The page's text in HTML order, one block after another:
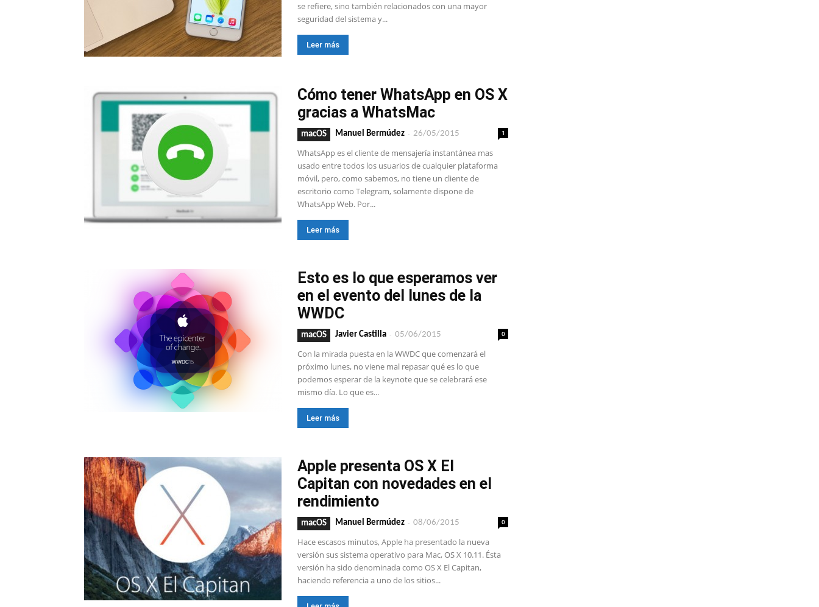
se refiere, sino también relacionados con una mayor
seguridad del sistema y...
Leer más
Cómo tener WhatsApp en OS X
gracias a WhatsMac
macOS Manuel Bermúdez - 26/05/2015 1
WhatsApp es el cliente de mensajería instantánea mas
usado entre todos los usuarios de cualquier plataforma
móvil, pero, como sabemos, no tiene un cliente de
escritorio como Telegram, solamente dispone de
WhatsApp Web. Por...
Leer más
Esto es lo que esperamos ver
en el evento del lunes de la
WWDC
macOS Javier Castilla - 05/06/2015 0
Con la mirada puesta en la WWDC que comenzará el
próximo lunes, no viene mal repasar qué es lo que
podemos esperar de la keynote que se celebrará ese
mismo día. Lo que es...
Leer más
Apple presenta OS X El
Capitan con novedades en el
rendimiento
macOS Manuel Bermúdez - 08/06/2015 0
Hace escasos minutos, Apple ha presentado la nueva
versión sus sistema operativo para Mac, OS X 10.11. Ésta
versión ha sido denominada como OS X El Capitan,
haciendo referencia a uno de los sitios...